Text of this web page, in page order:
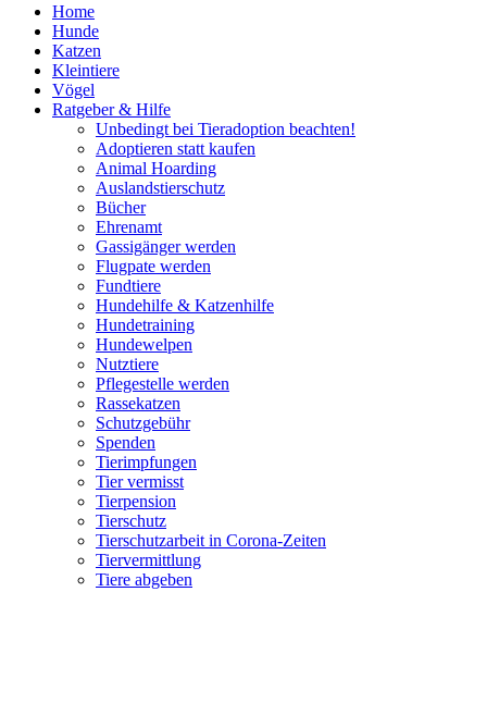
Home
Hunde
Katzen
Kleintiere
Vögel
Ratgeber & Hilfe
Unbedingt bei Tieradoption beachten!
Adoptieren statt kaufen
Animal Hoarding
Auslandstierschutz
Bücher
Ehrenamt
Gassigänger werden
Flugpate werden
Fundtiere
Hundehilfe & Katzenhilfe
Hundetraining
Hundewelpen
Nutztiere
Pflegestelle werden
Rassekatzen
Schutzgebühr
Spenden
Tierimpfungen
Tier vermisst
Tierpension
Tierschutz
Tierschutzarbeit in Corona-Zeiten
Tiervermittlung
Tiere abgeben